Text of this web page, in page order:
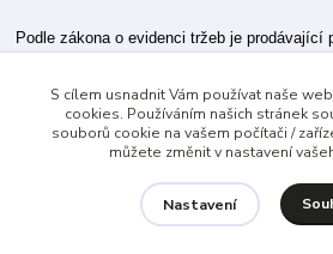
Podle zákona o evidenci tržeb je prodávající
Zároveň je povinen zaevidovat přijatou tržbu
případě technického výpadku pak nejpozději
S cílem usnadnit Vám používat naše
cookies. Používáním našich stránek
souborů cookie na vašem počítači /
můžete změnit v nastavení
Nastavení